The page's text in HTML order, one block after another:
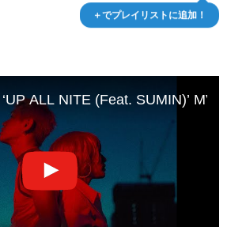
＋でプレイリストに追加！
ALL NITE (Feat. SUMIN)’ MV